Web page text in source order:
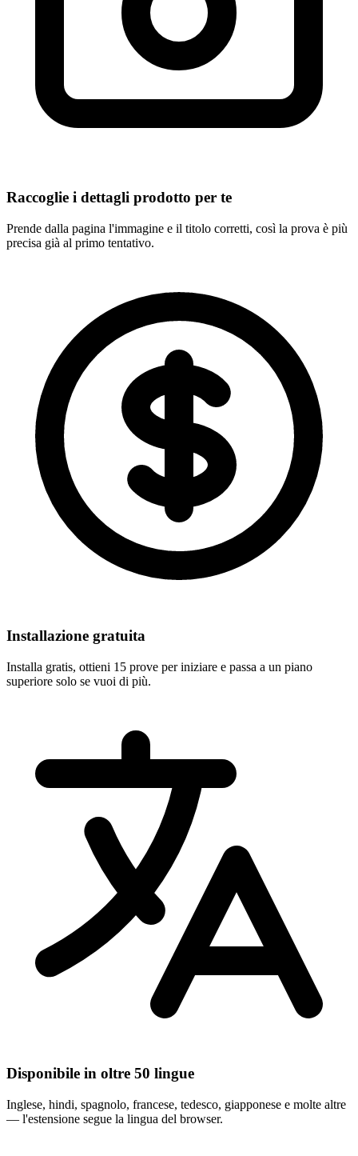
Raccoglie i dettagli prodotto per te
Prende dalla pagina l'immagine e il titolo corretti, così la prova è più
precisa già al primo tentativo.
Installazione gratuita
Installa gratis, ottieni 15 prove per iniziare e passa a un piano
superiore solo se vuoi di più.
Disponibile in oltre 50 lingue
Inglese, hindi, spagnolo, francese, tedesco, giapponese e molte altre
— l'estensione segue la lingua del browser.